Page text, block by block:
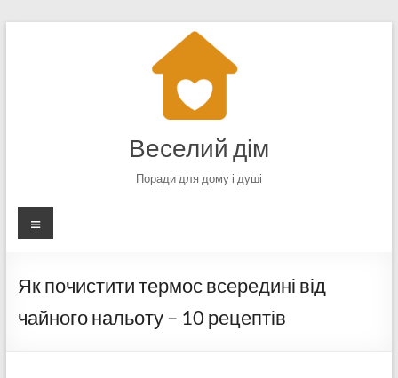
Веселий дім
Поради для дому і душі
Меню
Як почистити термос всередині від
чайного нальоту – 10 рецептів